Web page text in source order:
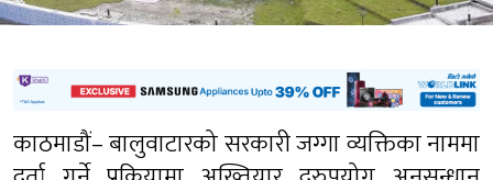
काठमाडौं– बालुवाटारको सरकारी जग्गा व्यक्तिका नाममा